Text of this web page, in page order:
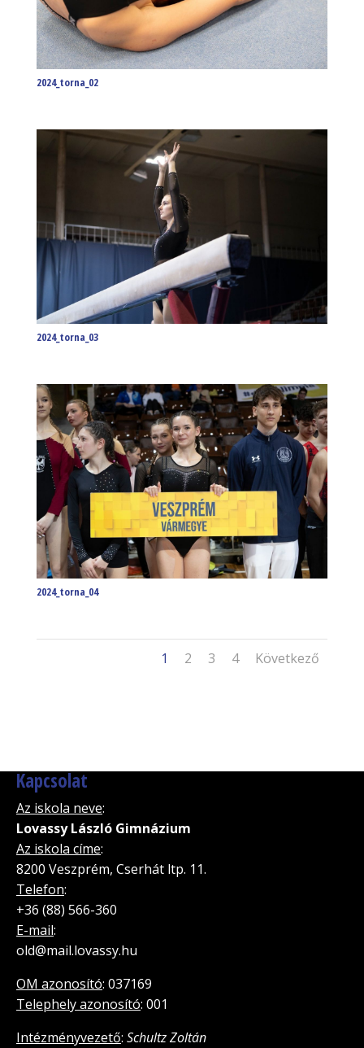
2024_torna_02
2024_torna_03
2024_torna_04
1 2 3 4 Következő
Kapcsolat
Az iskola neve:
Lovassy László Gimnázium
Az iskola címe:
8200 Veszprém, Cserhát ltp. 11.
Telefon:
+36 (88) 566-360
E-mail:
old@mail.lovassy.hu
OM azonosító: 037169
Telephely azonosító: 001
Intézményvezető: Schultz Zoltán